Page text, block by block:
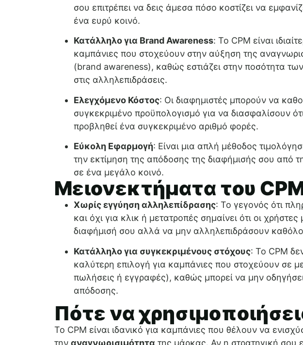
σου επιτρέπει να δεις άμεσα πόσο κοστίζει να
ένα ευρύ κοινό.
Κατάλληλο για Brand Awareness: Το CPM είναι
καμπάνιες που στοχεύουν στην αύξηση της
(brand awareness), καθώς εστιάζει στην ποσότητα
στις αλληλεπιδράσεις.
Ελεγχόμενο Κόστος: Οι διαφημιστές μπορούν να
συγκεκριμένο προϋπολογισμό για να διασφαλίσουν
προβληθεί ένα συγκεκριμένο αριθμό φορές.
Εύκολη Εφαρμογή: Είναι μια απλή μέθοδος
την εκτίμηση της απόδοσης της διαφήμισής σου από
σε ένα μεγάλο κοινό.
Μειονεκτήματα του
Χωρίς εγγύηση αλληλεπίδρασης: Το γεγονός ότι
και όχι για κλικ ή μετατροπές σημαίνει ότι οι
διαφήμισή σου αλλά να μην αλληλεπιδράσουν
Κατάλληλο για συγκεκριμένους στόχους: Το CPM
καλύτερη επιλογή για καμπάνιες που στοχεύουν σε
πωλήσεις ή εγγραφές), καθώς μπορεί να μην
απόδοσης.
Πότε να
Το CPM είναι ιδανικό για καμπάνιες που θέλουν να
την αναγνωρισιμότητα της μάρκας. Αν η στρατηγική σου